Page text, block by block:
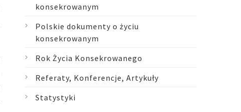
konsekrowanym
Polskie dokumenty o życiu
konsekrowanym
Rok Życia Konsekrowanego
Referaty, Konferencje, Artykuły
Statystyki